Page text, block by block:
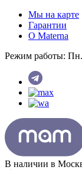
Мы на карте
Гарантии
O Materna
Режим работы: Пн.
В наличии в